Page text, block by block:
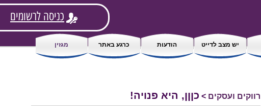
כניסה לרשומים
יש מצב לדייט הודעות כרגע באתר מגזין
רווקים ועסקים > כןןן, היא פנויה!